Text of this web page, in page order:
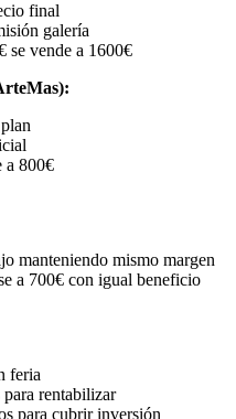
final
galería
se vende a 1600€
a 800€
manteniendo mismo margen
a 700€ con igual beneficio
feria
rentabilizar
para cubrir inversión